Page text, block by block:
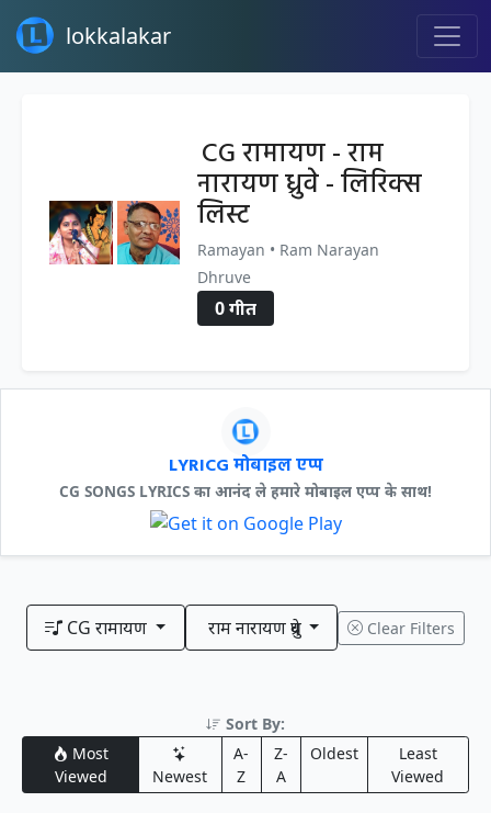
lokkalakar
CG रामायण - राम
नारायण ध्रुवे - लिरिक्स
लिस्ट
Ramayan • Ram Narayan
Dhruve
0 गीत
LYRICG मोबाइल एप्प
CG SONGS LYRICS का आनंद ले हमारे मोबाइल एप्प के साथ!
CG रामायण राम नारायण ध्रुवे Clear Filters
Sort By:
Most
Viewed
Newest
A-
Z
Z-
A
Oldest
Least
Viewed